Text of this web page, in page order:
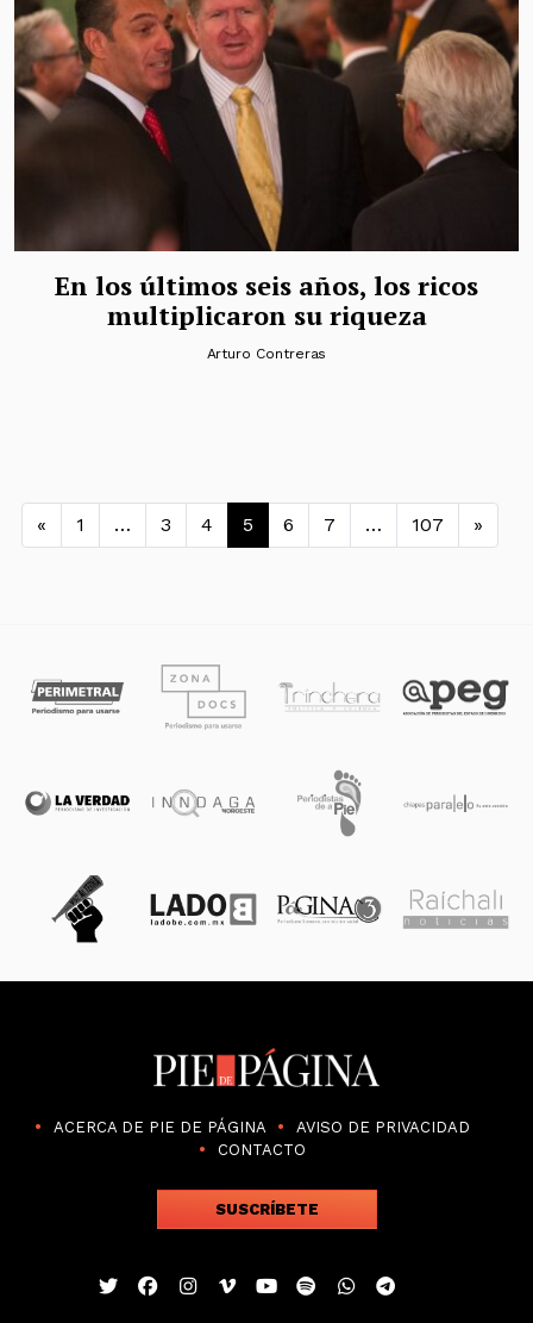
En los últimos seis años, los ricos
multiplicaron su riqueza
Arturo Contreras
Navegación de entradas
« 1 … 3 4 5 6 7 … 107 »
ACERCA DE PIE DE PÁGINA
AVISO DE PRIVACIDAD
CONTACTO
SUSCRÍBETE